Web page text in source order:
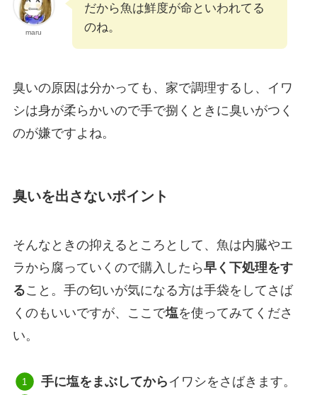
maru
だから魚は鮮度が命といわれてる
のね。
臭いの原因は分かっても、家で調理するし、イワ
シは身が柔らかいので手で捌くときに臭いがつく
のが嫌ですよね。
臭いを出さないポイント
そんなときの抑えるところとして、魚は内臓やエ
ラから腐っていくので購入したら早く下処理をす
ること。手の匂いが気になる方は手袋をしてさば
くのもいいですが、
ここで塩を使ってみて くださ
い。
手に塩をまぶしてから イワシをさばきます。